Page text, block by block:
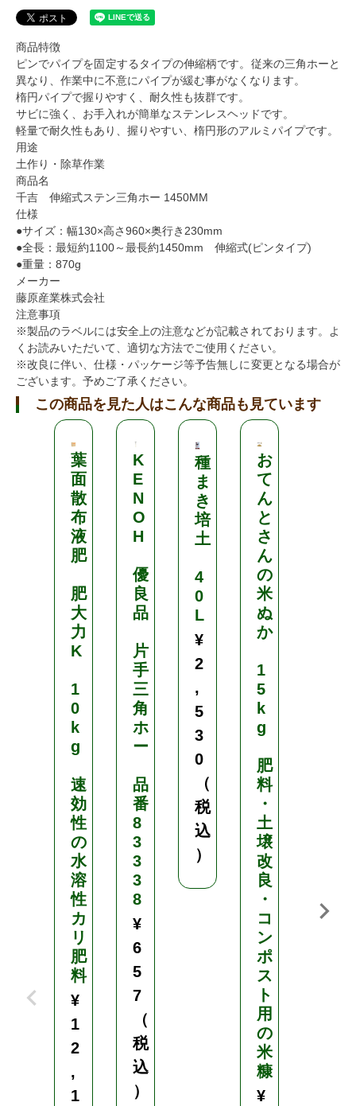
商品特徴
ピンでパイプを固定するタイプの伸縮柄です。従来の三角ホーと
異なり、作業中に不意にパイプが緩む事がなくなります。
楕円パイプで握りやすく、耐久性も抜群です。
サビに強く、お手入れが簡単なステンレスヘッドです。
軽量で耐久性もあり、握りやすい、楕円形のアルミパイプです。
用途
土作り・除草作業
商品名
千吉 伸縮式ステン三角ホー 1450MM
仕様
●サイズ：幅130×高さ960×奥行き230mm
●全長：最短約1100～最長約1450mm 伸縮式(ピンタイプ)
●重量：870g
メーカー
藤原産業株式会社
注意事項
※製品のラベルには安全上の注意などが記載されております。よ
くお読みいただいて、適切な方法でご使用ください。
※改良に伴い、仕様・パッケージ等予告無しに変更となる場合が
ございます。予めご了承ください。
この商品を見た人はこんな商品も見ています
葉
面
散
布
液
肥
肥
大
力
K
1
0
k
g
速
効
性
の
水
溶
性
カ
リ
肥
料
¥
1
2
,
1
K
E
N
O
H
優
良
品
片
手
三
角
ホ
ー
品
番
8
3
3
3
8
¥
6
5
7
（
税
込
）
種
ま
き
培
土
4
0
L
¥
2
,
5
3
0
（
税
込
）
お
て
ん
と
さ
ん
の
米
ぬ
か
1
5
k
g
肥
料
・
土
壌
改
良
・
コ
ン
ポ
ス
ト
用
の
米
糠
¥
2